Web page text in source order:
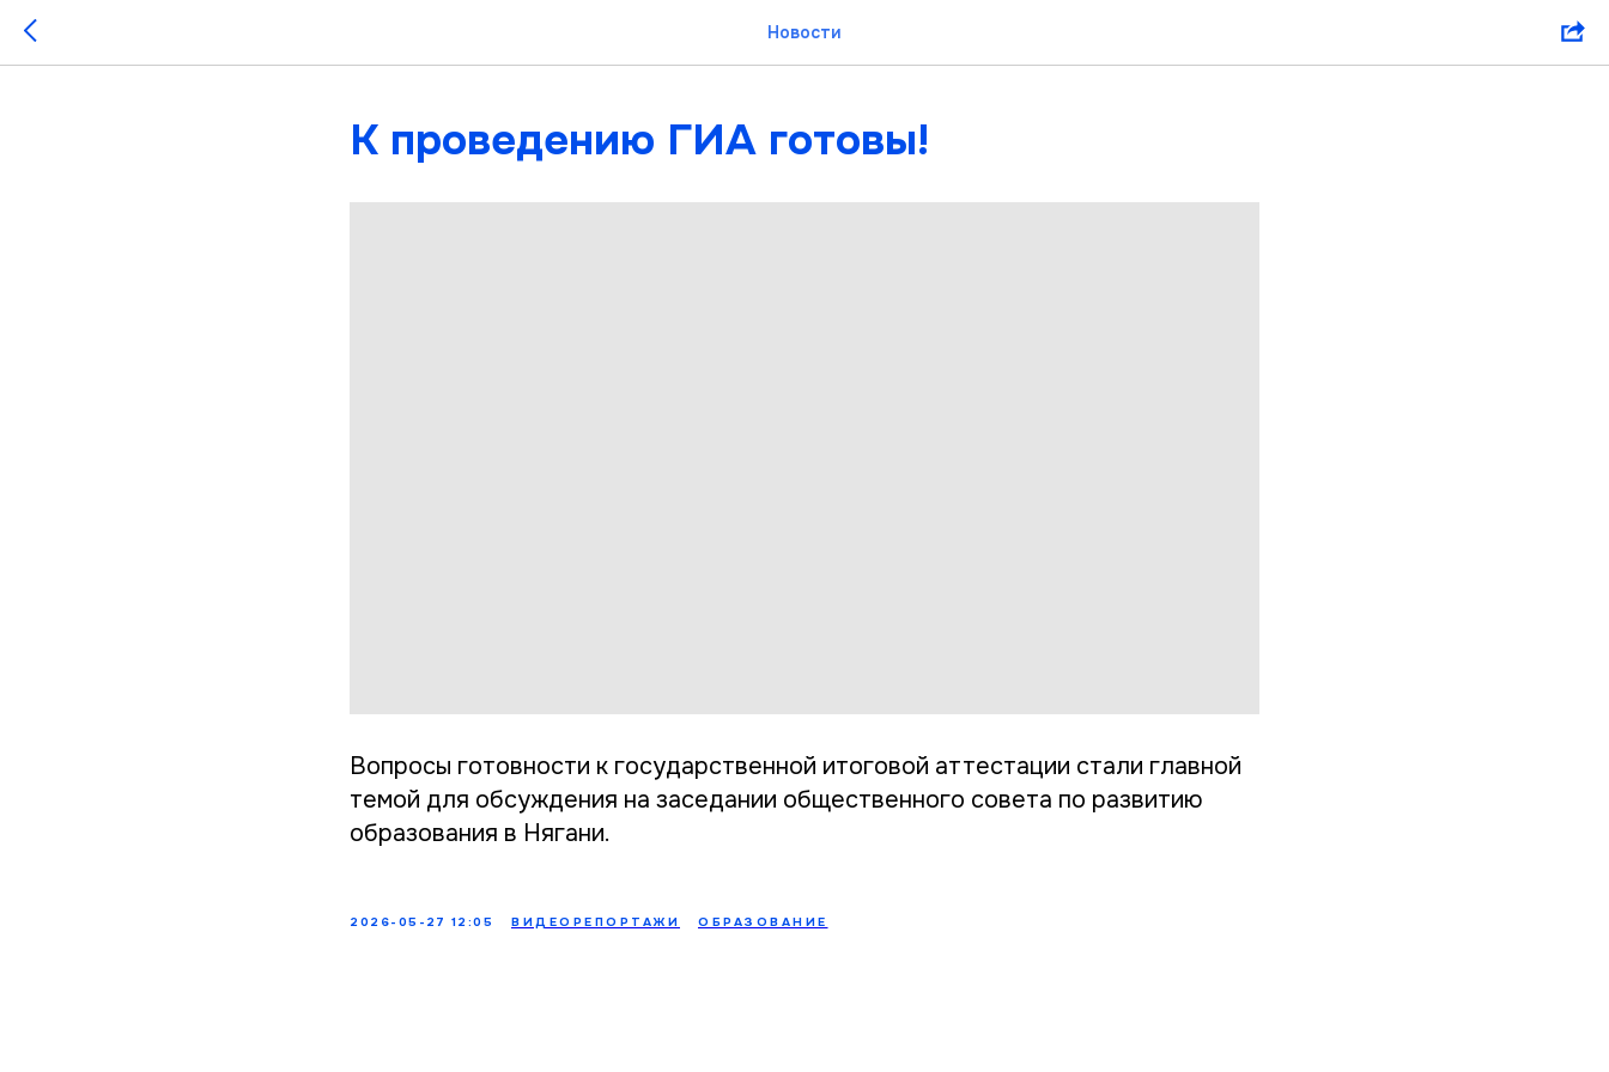
Новости
К проведению ГИА готовы!
Вопросы готовности к государственной итоговой аттестации стали главной
темой для обсуждения на заседании общественного совета по развитию
образования в Нягани.
2026-05-27 12:05 ВИДЕОРЕПОРТАЖИ ОБРАЗОВАНИЕ